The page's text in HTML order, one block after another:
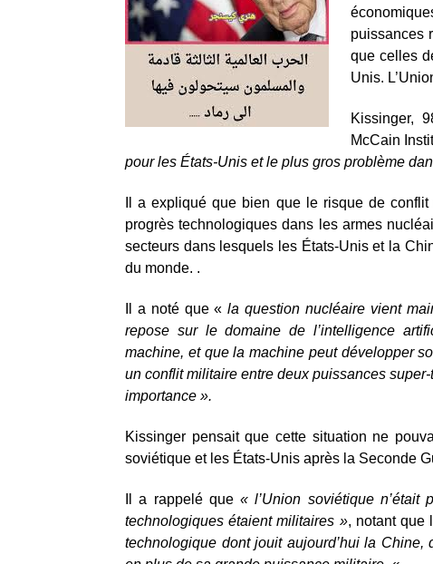
puissances
que celles
Unis.
Kissinger,
McCain
pour les États-Unis et le plus gros problème
Il a expliqué que bien que le risque de
progrès technologiques dans les armes
secteurs dans lesquels les États-Unis et la
du monde. .
Il a noté que «la question nucléaire vient
repose sur le domaine de l’intelligence
machine, et que la machine peut développer
un conflit militaire entre deux puissances
importance ».
Kissinger pensait que cette situation ne
soviétique et les États-Unis après la Seconde
Il a rappelé que« l’Union soviétique n’était
technologiques étaient militaires », notant que
technologique dont jouit aujourd’hui la